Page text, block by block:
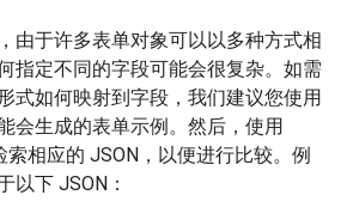
由于许多表单对象可以以多种方式相
指定不同的字段可能会很复杂。如需
式如何映射到字段，我们建议您使用
会生成的表单示例。然后，使用
索相应的 JSON，以便进行比较。例
以下 JSON：